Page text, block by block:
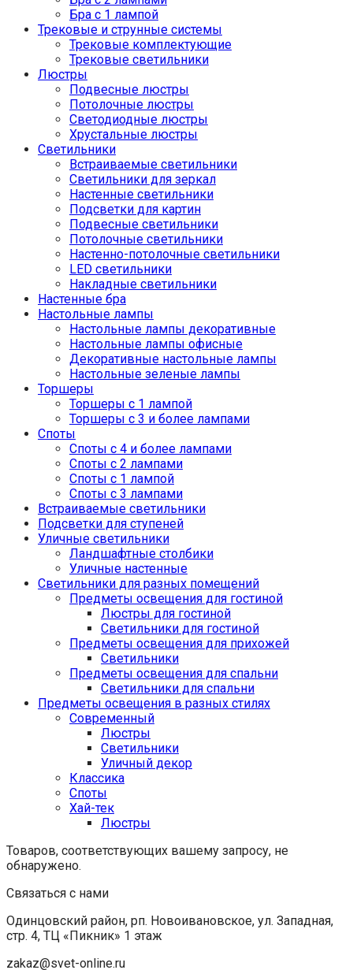
Бра с 1 лампой
Трековые и струнные системы
Трековые комплектующие
Трековые светильники
Люстры
Подвесные люстры
Потолочные люстры
Светодиодные люстры
Хрустальные люстры
Светильники
Встраиваемые светильники
Светильники для зеркал
Настенные светильники
Подсветки для картин
Подвесные светильники
Потолочные светильники
Настенно-потолочные светильники
LED светильники
Накладные светильники
Настенные бра
Настольные лампы
Настольные лампы декоративные
Настольные лампы офисные
Декоративные настольные лампы
Настольные зеленые лампы
Торшеры
Торшеры с 1 лампой
Торшеры с 3 и более лампами
Споты
Споты с 4 и более лампами
Споты с 2 лампами
Споты с 1 лампой
Споты с 3 лампами
Встраиваемые светильники
Подсветки для ступеней
Уличные светильники
Ландшафтные столбики
Уличные настенные
Светильники для разных помещений
Предметы освещения для гостиной
Люстры для гостиной
Светильники для гостиной
Предметы освещения для прихожей
Светильники
Предметы освещения для спальни
Светильники для спальни
Предметы освещения в разных стилях
Cовременный
Люстры
Светильники
Уличный декор
Классика
Споты
Хай-тек
Люстры
Товаров, соответствующих вашему запросу, не
обнаружено.
Связаться с нами
Одинцовский район, рп. Новоивановское, ул. Западная,
стр. 4, ТЦ «Пикник» 1 этаж
zakaz@svet-online.ru